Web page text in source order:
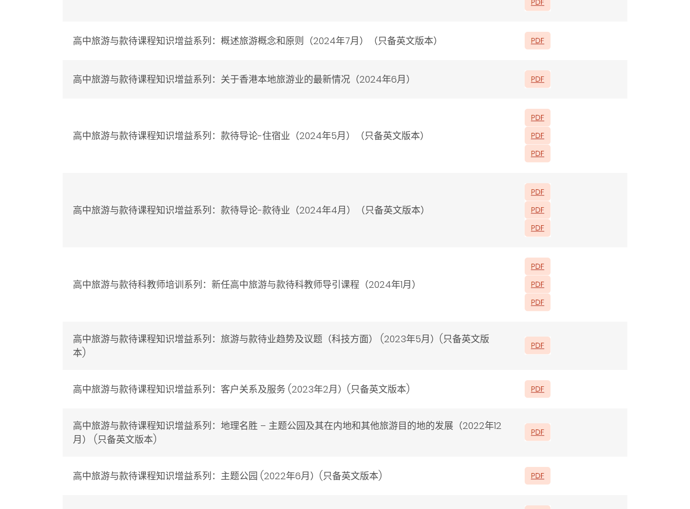
高中旅游与款待课程知识增益系列：概述旅游概念和原则（2024年7月）（只备英文版本）
高中旅游与款待课程知识增益系列：关于香港本地旅游业的最新情况（2024年6月）
高中旅游与款待课程知识增益系列：款待导论-住宿业（2024年5月）（只备英文版本）
高中旅游与款待课程知识增益系列：款待导论-款待业（2024年4月）（只备英文版本）
高中旅游与款待科教师培训系列：新任高中旅游与款待科教师导引课程（2024年1月）
高中旅游与款待课程知识增益系列：旅游与款待业趋势及议题（科技方面） (2023年5月）(只备英文版
本)
高中旅游与款待课程知识增益系列：客户关系及服务 (2023年2月）(只备英文版本)
高中旅游与款待课程知识增益系列：地理名胜 – 主题公园及其在内地和其他旅游目的地的发展（2022年12
月） (只备英文版本)
高中旅游与款待课程知识增益系列：主题公园 (2022年6月）(只备英文版本)